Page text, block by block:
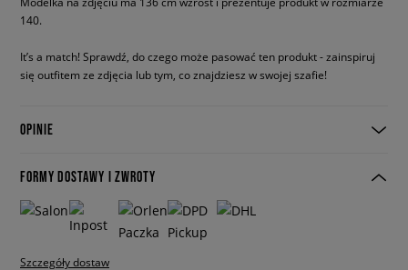
140.
It’s a match! Sprawdź, do czego może pasować ten produkt - zainspiruj
się outfitem ze zdjęcia lub tym, co znajdziesz w swojej szafie!
OPINIE
FORMY DOSTAWY I ZWROTY
Szczegóły dostaw